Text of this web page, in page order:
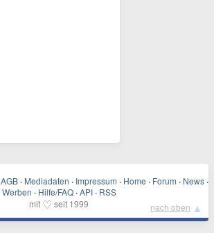
AGB · Mediadaten · Impressum · Home · Forum · News ·
Werben · Hilfe/FAQ · API · RSS
mit ♡ seit 1999 nach oben ▲